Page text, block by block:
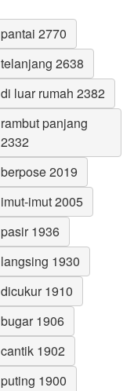
pantai 2770
telanjang 2638
di luar rumah 2382
rambut panjang
2332
berpose 2019
imut-imut 2005
pasir 1936
langsing 1930
dicukur 1910
bugar 1906
cantik 1902
puting 1900